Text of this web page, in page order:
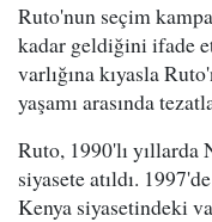
Ruto'nun seçim
kadar geldiğini ifade
varlığına kıyasla
yaşamı arasında
Ruto, 1990'lı
siyasete atıldı.
Kenya siyasetindeki